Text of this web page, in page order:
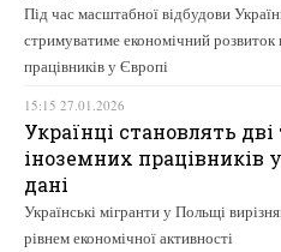
Під час масштабної відбудови
стримуватиме економічний розвиток
працівників у Європі
15:15 27.01.2026
Українці становлять
іноземних працівників
дані
Українські мігранти у Польщі
рівнем економічної активності